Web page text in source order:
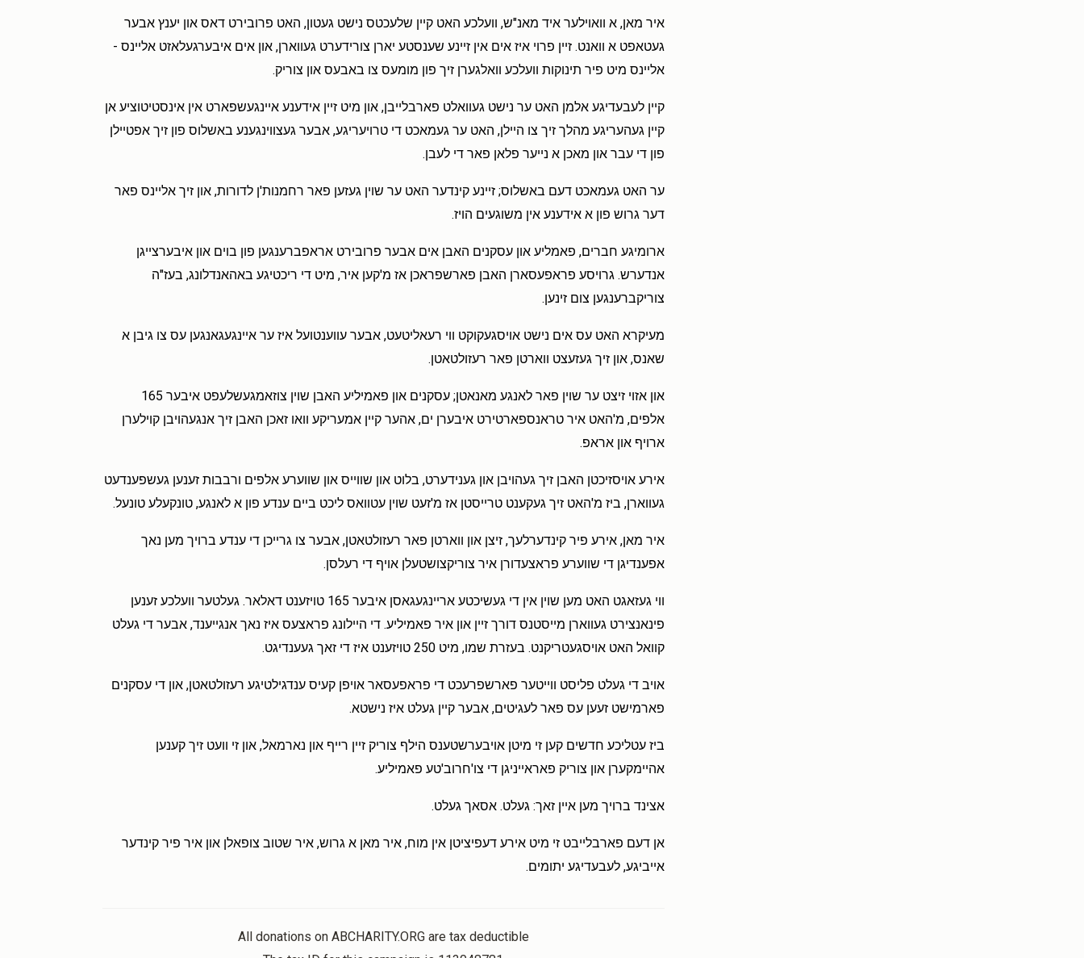
איר מאן, א וואוילער איד מאנ"ש, וועלכע האט קיין שלעכטס נישט געטון, האט פרובירט דאס און יענץ אבער
געטאפט א וואנט. זיין פרוי איז אים אין זיינע שענסטע יארן צורידערט געווארן, און אים איבערגעלאזט אליינס -
אליינס מיט פיר תינוקות וועלכע וואלגערן זיך פון מומעס צו באבעס און צוריק.
קיין לעבעדיגע אלמן האט ער נישט געוואלט פארבלייבן, און מיט זיין אידענע איינגעשפארט אין אינסטיטוציע אן
קיין געהעריגע מהלך זיך צו היילן, האט ער געמאכט די טרויעריגע, אבער געצווינגענע באשלוס פון זיך אפטיילן
פון די עבר און מאכן א נייער פלאן פאר די לעבן.
ער האט געמאכט דעם באשלוס; זיינע קינדער האט ער שוין געזען פאר רחמנות'ן לדורות, און זיך אליינס פאר
דער גרוש פון א אידענע אין משוגעים הויז.
ארומיגע חברים, פאמליע און עסקנים האבן אים אבער פרובירט אראפברענגען פון בוים און איבערצייגן
אנדערש. גרויסע פראפעסארן האבן פארשפראכן אז מ'קען איר, מיט די ריכטיגע באהאנדלונג, בעז"ה
צוריקברענגען צום זינען.
מעיקרא האט עס אים נישט אויסגעקוקט ווי רעאליטעט, אבער עווענטועל איז ער איינגעגאנגען עס צו גיבן א
שאנס, און זיך געזעצט ווארטן פאר רעזולטאטן.
און אזוי זיצט ער שוין פאר לאנגע מאנאטן; עסקנים און פאמיליע האבן שוין צוזאמגעשלעפט איבער 165
אלפים, מ'האט איר טראנספארטירט איבערן ים, אהער קיין אמעריקע וואו זאכן האבן זיך אנגעהויבן קוילערן
ארויף און אראפ.
אירע אויסזיכטן האבן זיך געהויבן און גענידערט, בלוט און שווייס און שווערע אלפים ורבבות זענען געשפענדעט
געווארן, ביז מ'האט זיך געקענט טרייסטן אז מ'זעט שוין עטוואס ליכט ביים ענדע פון א לאנגע, טונקעלע טונעל.
איר מאן, אירע פיר קינדערלעך, זיצן און ווארטן פאר רעזולטאטן, אבער צו גרייכן די ענדע ברויך מען נאך
אפענדיגן די שווערע פראצעדורן איר צוריקצושטעלן אויף די רעלסן.
ווי געזאגט האט מען שוין אין די געשיכטע אריינגעגאסן איבער 165 טויזענט דאלאר. געלטער וועלכע זענען
פינאנצירט געווארן מייסטנס דורך זיין און איר פאמיליע. די היילונג פראצעס איז נאך אנגייענד, אבער די געלט
קוואל האט אויסגעטריקנט. בעזרת שמו, מיט 250 טויזענט איז די זאך געענדיגט.
אויב די געלט פליסט ווייטער פארשפרעכט די פראפעסאר אויפן קעיס ענדגילטיגע רעזולטאטן, און די עסקנים
פארמישט זעען עס פאר לעגיטים, אבער קיין געלט איז נישטא.
ביז עטליכע חדשים קען זי מיטן אויבערשטענס הילף צוריק זיין רייף און נארמאל, און זי וועט זיך קענען
אהיימקערן און צוריק פאראייניגן די צו'חרוב'טע פאמיליע.
אצינד ברויך מען איין זאך: געלט. אסאך געלט.
אן דעם פארבלייבט זי מיט אירע דעפיציטן אין מוח, איר מאן א גרוש, איר שטוב צופאלן און איר פיר קינדער
אייביגע, לעבעדיגע יתומים.
All donations on ABCHARITY.ORG are tax deductible